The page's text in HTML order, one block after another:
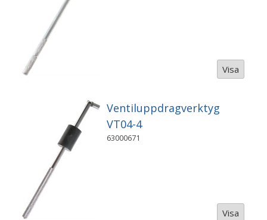
Visa
Ventiluppdragverktyg
VT04-4
63000671
Visa